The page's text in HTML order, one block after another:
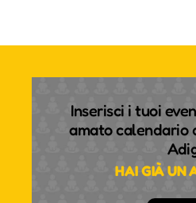
Inserisci i tuoi
amato calendario
HAI GIÀ UN